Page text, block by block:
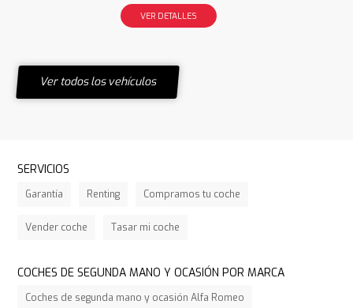
VER DETALLES
Ver todos los vehículos
SERVICIOS
Garantía Renting Compramos tu coche
Vender coche Tasar mi coche
COCHES DE SEGUNDA MANO Y OCASIÓN POR MARCA
Coches de segunda mano y ocasión Alfa Romeo